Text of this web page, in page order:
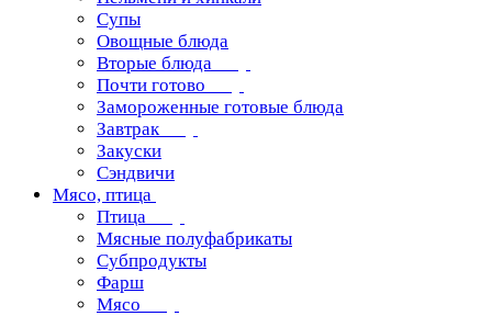
Супы
Овощные блюда
Вторые блюда
Почти готово
Замороженные готовые блюда
Завтрак
Закуски
Сэндвичи
Мясо, птица
Птица
Мясные полуфабрикаты
Субпродукты
Фарш
Мясо